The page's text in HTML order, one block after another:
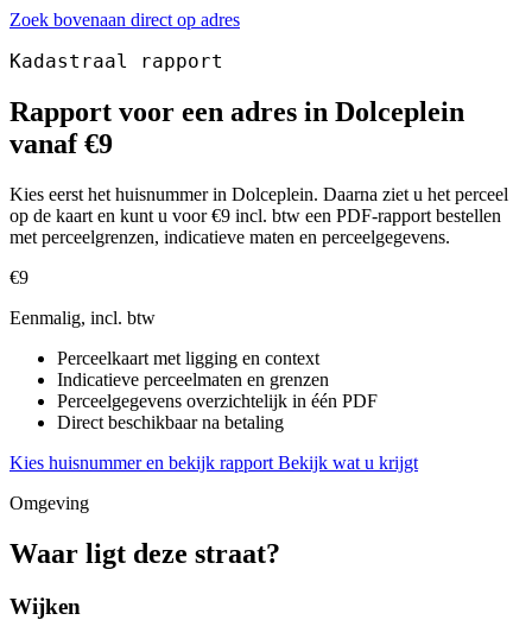
Zoek bovenaan direct op adres
Kadastraal rapport
Rapport voor een adres in Dolceplein
vanaf €9
Kies eerst het huisnummer in Dolceplein. Daarna ziet u het perceel
op de kaart en kunt u voor €9 incl. btw een PDF-rapport bestellen
met perceelgrenzen, indicatieve maten en perceelgegevens.
€9
Eenmalig, incl. btw
Perceelkaart met ligging en context
Indicatieve perceelmaten en grenzen
Perceelgegevens overzichtelijk in één PDF
Direct beschikbaar na betaling
Kies huisnummer en bekijk rapport Bekijk wat u krijgt
Omgeving
Waar ligt deze straat?
Wijken